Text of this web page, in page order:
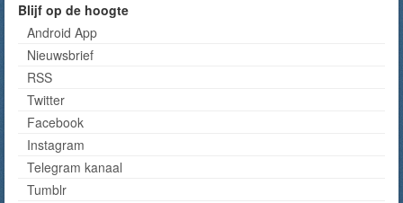
Blijf op de hoogte
Android App
Nieuwsbrief
RSS
Twitter
Facebook
Instagram
Telegram kanaal
Tumblr